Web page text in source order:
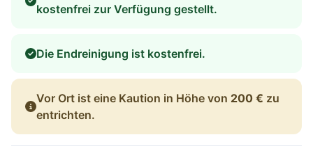
kostenfrei zur Verfügung gestellt.
Die Endreinigung ist kostenfrei.
Vor Ort ist eine Kaution in Höhe von 200 € zu
entrichten.